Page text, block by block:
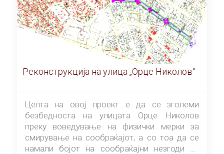
Реконструкција на улица „Орце Николов“
Целта на овој проект е да се зголеми
безбедноста на улицата Орце Николов
преку воведување на физички мерки за
смирување на сообраќајот, а со тоа да се
намали бојот на сообраќајни незгоди на